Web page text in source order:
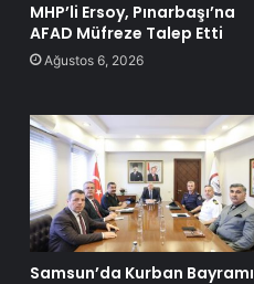
MHP’li Ersoy, Pınarbaşı’na
AFAD Müfreze Talep Etti
Ağustos 6, 2026
Samsun’da Kurban Bayramı